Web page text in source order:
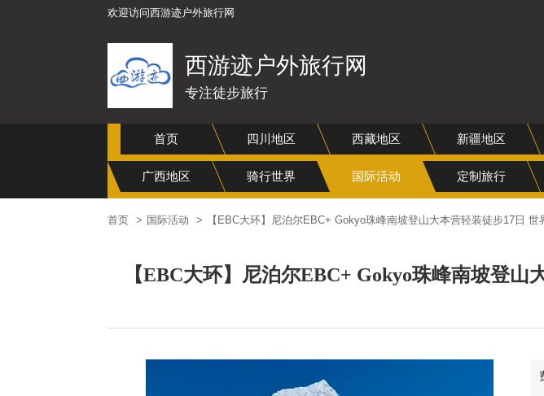
欢迎访问西游迹户外旅行网
西游迹户外旅行网
专注徒步旅行
首页 四川地区 西藏地区 新疆地区
广西地区 骑行世界 国际活动 定制旅行
首页 国际活动 【EBC大环】尼泊尔EBC+ Gokyo珠峰南坡登山大本营轻装徒步17日
【EBC大环】尼泊尔EBC+ Gokyo珠峰南坡登